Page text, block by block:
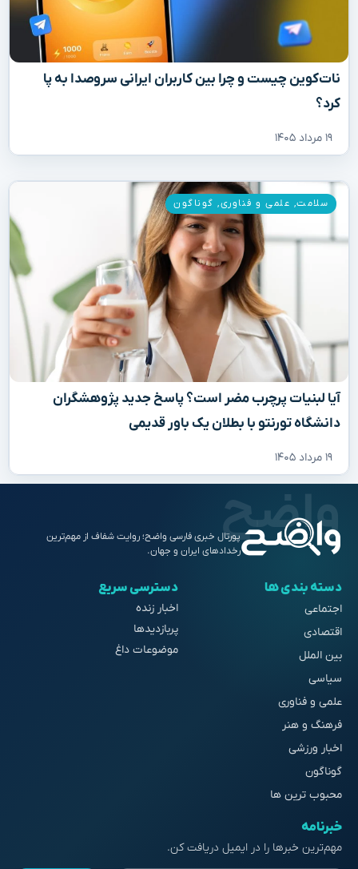
نات‌کوین چیست و چرا بین کاربران ایرانی سروصدا به پا
کرد؟
۱۹ مرداد ۱۴۰۵
آیا لبنیات پرچرب مضر است؟ پاسخ جدید پژوهشگران
دانشگاه تورنتو با بطلان یک باور قدیمی
۱۹ مرداد ۱۴۰۵
سلامت, علمی و فناوری, گوناگون
پورتال خبری فارسی واضح؛ روایت شفاف از مهم‌ترین
رخدادهای ایران و جهان.
دسته بندی ها
اجتماعی
اقتصادی
بین الملل
سیاسی
علمی و فناوری
فرهنگ و هنر
اخبار ورزشی
گوناگون
محبوب ترین ها
دسترسی سریع
اخبار زنده
پربازدیدها
موضوعات داغ
خبرنامه
مهم‌ترین خبرها را در ایمیل دریافت کن.